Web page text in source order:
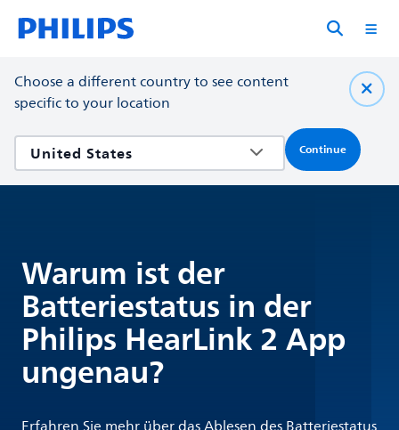
Choose a different country to see content
specific to your location
Continue
Warum ist der
Batteriestatus in der
Philips HearLink 2 App
ungenau?